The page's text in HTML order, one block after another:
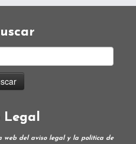
Legal
web del aviso legal y la política de